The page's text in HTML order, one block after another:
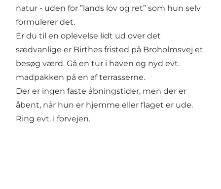
natur - uden for ”lands lov og ret” som hun selv
formulerer det.
Er du til en oplevelse lidt ud over det
sædvanlige er Birthes fristed på Broholmsvej et
besøg værd. Gå en tur i haven og nyd evt.
madpakken på en af terrasserne.
Der er ingen faste åbningstider, men der er
åbent, når hun er hjemme eller flaget er ude.
Ring evt. i forvejen.